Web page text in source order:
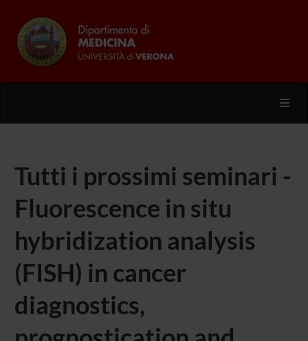
Tutti i prossimi seminari -
Fluorescence in situ
hybridization analysis
(FISH) in cancer
diagnostics,